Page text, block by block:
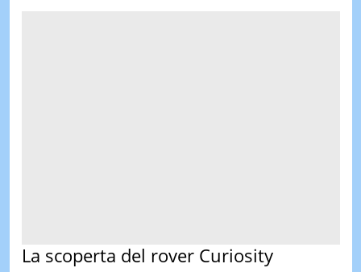
La scoperta del rover Curiosity